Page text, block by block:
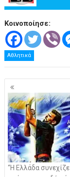
Κοινοποίησε:
Αθλητικά
Πλοήγηση
άρθρων
“Η Ελλάδα